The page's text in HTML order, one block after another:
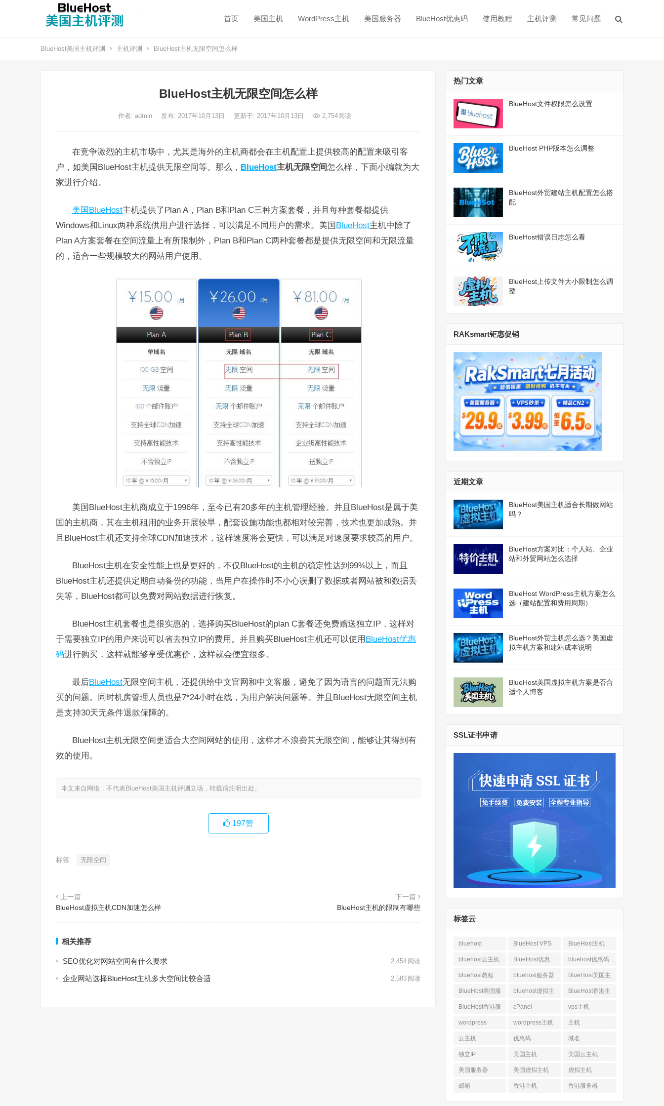
首页 美国主机 WordPress主机 美国服务器 BlueHost优惠码 使用教程 主机评测 常见问题
BlueHost美国主机评测 主机评测 BlueHost主机无限空间怎么样
BlueHost主机无限空间怎么样
作者: admin 发布: 2017年10月13日 更新于: 2017年10月13日 2,754阅读
在竞争激烈的主机市场中，尤其是海外的主机商都会在主机配置上提供较高的配置来吸引客
户，如美国BlueHost主机提供无限空间等。那么， BlueHost主机无限空间怎么样，下面小编就为大
家进行介绍。
美国BlueHost主机提供了Plan A，Plan B和Plan C三种方案套餐，并且每种套餐都提供
Windows和Linux两种系统供用户进行选择，可以满足不同用户的需求。美国 BlueHost主机中除了
Plan A方案套餐在空间流量上有所限制外，Plan B和Plan C两种套餐都是提供无限空间和无限流量
的，适合一些规模较大的网站用户使用。
美国BlueHost主机商成立于1996年，至今已有20多年的主机管理经验。并且BlueHost是属于美
国的主机商，其在主机租用的业务开展较早，配套设施功能也都相对较完善，技术也更加成熟。并
且BlueHost主机还支持全球CDN加速技术，这样速度将会更快，可以满足对速度要求较高的用户。
BlueHost主机在安全性能上也是更好的，不仅BlueHost的主机的稳定性达到99%以上，而且
BlueHost主机还提供定期自动备份的功能，当用户在操作时不小心误删了数据或者网站被和数据丢
失等，BlueHost都可以免费对网站数据进行恢复。
BlueHost主机套餐也是很实惠的，选择购买BlueHost的plan C套餐还免费赠送独立IP，这样对
于需要独立IP的用户来说可以省去独立IP的费用。并且购买BlueHost主机还可以使用 BlueHost优惠
码进行购买，这样就能够享受优惠价，这样就会便宜很多。
最后BlueHost无限空间主机，还提供给中文官网和中文客服，避免了因为语言的问题而无法购
买的问题。同时机房管理人员也是7*24小时在线，为用户解决问题等。并且BlueHost无限空间主机
是支持30天无条件退款保障的。
BlueHost主机无限空间更适合大空间网站的使用，这样才不浪费其无限空间，能够让其得到有
效的使用。
本文来自网络，不代表BlueHost美国主机评测立场，转载请注明出处。
197赞
标签: 无限空间
上一篇
BlueHost虚拟主机CDN加速怎么样
下一篇
BlueHost主机的限制有哪些
相关推荐
SEO优化对网站空间有什么要求 2,454 阅读
企业网站选择BlueHost主机多大空间比较合适 2,583 阅读
热门文章
BlueHost文件权限怎么设置
BlueHost PHP版本怎么调整
BlueHost外贸建站主机配置怎么搭
配
BlueHost错误日志怎么看
BlueHost上传文件大小限制怎么调
整
RAKsmart钜惠促销
近期文章
BlueHost美国主机适合长期做网站
吗？
BlueHost方案对比：个人站、企业
站和外贸网站怎么选择
BlueHost WordPress主机方案怎么
选（建站配置和费用周期）
BlueHost外贸主机怎么选？美国虚
拟主机方案和建站成本说明
BlueHost美国虚拟主机方案是否合
适个人博客
SSL证书申请
标签云
bluehost BlueHost VPS BlueHost主机
bluehost云主机 BlueHost优惠 bluehost优惠码
bluehost教程 bluehost服务器
BlueHost美国主
机
BlueHost美国服
务器
bluehost虚拟主
机
BlueHost香港主
机
BlueHost香港服
务器
cPanel vps主机
wordpress wordpress主机 主机
云主机 优惠码 域名
独立IP 美国主机 美国云主机
美国服务器 美国虚拟主机 虚拟主机
邮箱 香港主机 香港服务器